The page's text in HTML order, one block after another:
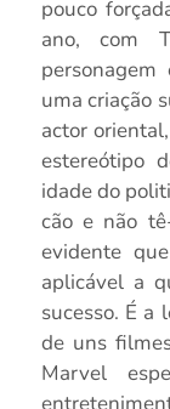
pouco
ano, com
uma criação
actor
estereótipo
idade do
cão e não
evidente
aplicável a
sucesso. É a
de uns
Marvel